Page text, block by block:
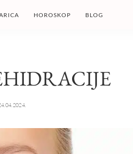
HOROSKOP BLOG